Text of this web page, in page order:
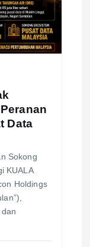
Data
Sokong
KUALA
Holdings